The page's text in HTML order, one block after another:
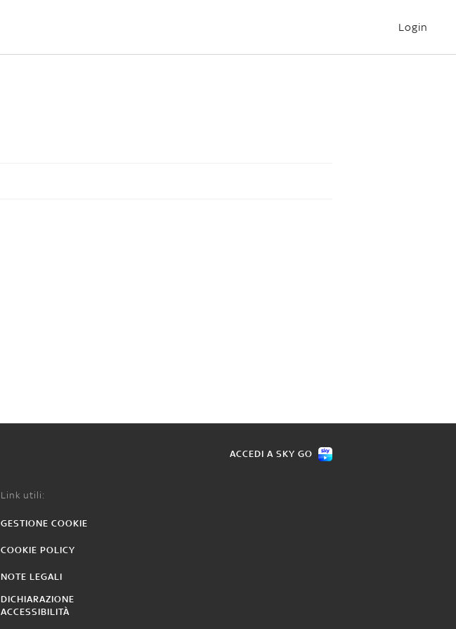
Login
ACCEDI A SKY GO
Link utili:
GESTIONE COOKIE
COOKIE POLICY
NOTE LEGALI
DICHIARAZIONE
ACCESSIBILITÀ